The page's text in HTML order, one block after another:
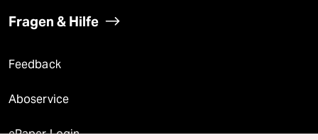
Fragen & Hilfe
Feedback
Aboservice
ePaper Login